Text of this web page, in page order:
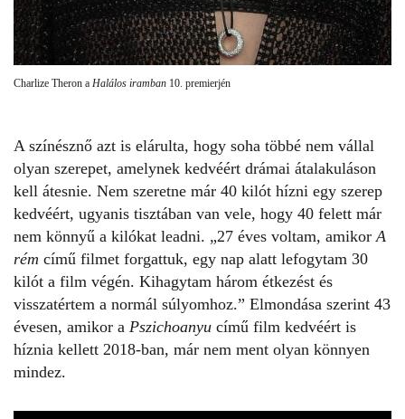
Charlize Theron a Halálos iramban 10. premierjén
A színésznő azt is elárulta, hogy soha többé nem vállal
olyan szerepet, amelynek kedvéért drámai átalakuláson
kell átesnie. Nem szeretne már 40 kilót hízni egy szerep
kedvéért, ugyanis tisztában van vele, hogy 40 felett már
nem könnyű a kilókat leadni. „27 éves voltam, amikorA
rém című filmet forgattuk, egy nap alatt lefogytam 30
kilót a film végén. Kihagytam három étkezést és
visszatértem a normál súlyomhoz.” Elmondása szerint 43
évesen, amikor a Pszichoanyu című film kedvéért is
híznia kellett 2018-ban, már nem ment olyan könnyen
mindez.